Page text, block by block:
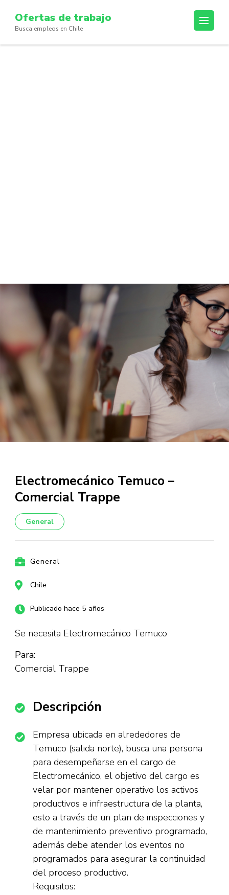
content
(Press
Ofertas de trabajo
Busca empleos en Chile
Electromecánico Temuco –
Comercial Trappe
General
General
Chile
Publicado hace 5 años
Se necesita Electromecánico Temuco
Para:
Comercial Trappe
Descripción
Empresa ubicada en alrededores de
Temuco (salida norte), busca una persona
para desempeñarse en el cargo de
Electromecánico, el objetivo del cargo es
velar por mantener operativo los activos
productivos e infraestructura de la planta,
esto a través de un plan de inspecciones y
de mantenimiento preventivo programado,
además debe atender los eventos no
programados para asegurar la continuidad
del proceso productivo.
Requisitos: